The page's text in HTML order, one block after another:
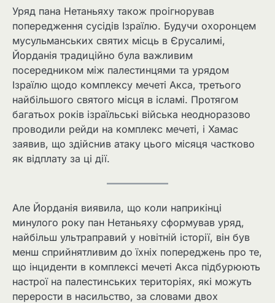
Уряд пана Нетаньяху також проігнорував
попередження сусідів Ізраїлю. Будучи охоронцем
мусульманських святих місць в Єрусалимі,
Йорданія традиційно була важливим
посередником між палестинцями та урядом
Ізраїлю щодо комплексу мечеті Акса, третього
найбільшого святого місця в ісламі. Протягом
багатьох років ізраїльські війська неодноразово
проводили рейди на комплекс мечеті, і Хамас
заявив, що здійснив атаку цього місяця частково
як відплату за ці дії.
Але Йорданія виявила, що коли наприкінці
минулого року пан Нетаньяху сформував уряд,
найбільш ультраправий у новітній історії, він був
менш сприйнятливим до їхніх попереджень про те,
що інциденти в комплексі мечеті Акса підбурюють
настрої на палестинських територіях, які можуть
перерости в насильство, за словами двох